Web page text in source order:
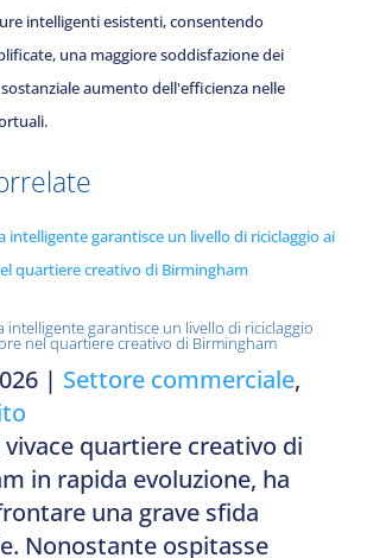
intelligenti esistenti, consentendo
una maggiore soddisfazione dei
aumento dell'efficienza nelle
garantisce un livello di riciclaggio
nel quartiere creativo di Birmingham
| Settore commerciale,
quartiere creativo di
in rapida evoluzione, ha
una grave sfida
Nonostante ospitasse